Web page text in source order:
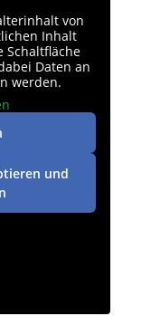
von
Inhalt
Schaltfläche
Daten an
werden.
und